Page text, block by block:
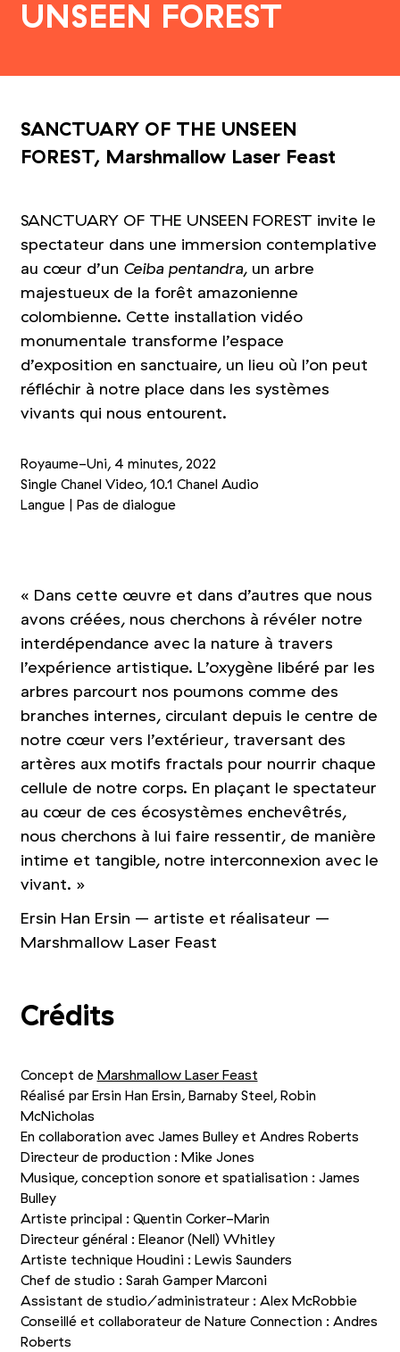
UNSEEN FOREST
SANCTUARY OF THE UNSEEN
FOREST, Marshmallow Laser Feast
SANCTUARY OF THE UNSEEN FOREST invite le
spectateur dans une immersion contemplative
au cœur d’un Ceiba pentandra, un arbre
majestueux de la forêt amazonienne
colombienne. Cette installation vidéo
monumentale transforme l’espace
d’exposition en sanctuaire, un lieu où l’on peut
réfléchir à notre place dans les systèmes
vivants qui nous entourent.
Royaume-Uni, 4 minutes, 2022
Single Chanel Video, 10.1 Chanel Audio
Langue | Pas de dialogue
« Dans cette œuvre et dans d’autres que nous
avons créées, nous cherchons à révéler notre
interdépendance avec la nature à travers
l’expérience artistique. L’oxygène libéré par les
arbres parcourt nos poumons comme des
branches internes, circulant depuis le centre de
notre cœur vers l’extérieur, traversant des
artères aux motifs fractals pour nourrir chaque
cellule de notre corps. En plaçant le spectateur
au cœur de ces écosystèmes enchevêtrés,
nous cherchons à lui faire ressentir, de manière
intime et tangible, notre interconnexion avec le
vivant. »
Ersin Han Ersin – artiste et réalisateur –
Marshmallow Laser Feast
Crédits
Concept de Marshmallow Laser Feast
Réalisé par Ersin Han Ersin, Barnaby Steel, Robin
McNicholas
En collaboration avec James Bulley et Andres Roberts
Directeur de production : Mike Jones
Musique, conception sonore et spatialisation : James
Bulley
Artiste principal : Quentin Corker-Marin
Directeur général : Eleanor (Nell) Whitley
Artiste technique Houdini : Lewis Saunders
Chef de studio : Sarah Gamper Marconi
Assistant de studio/​administrateur : Alex McRobbie
Conseillé et collaborateur de Nature Connection : Andres
Roberts